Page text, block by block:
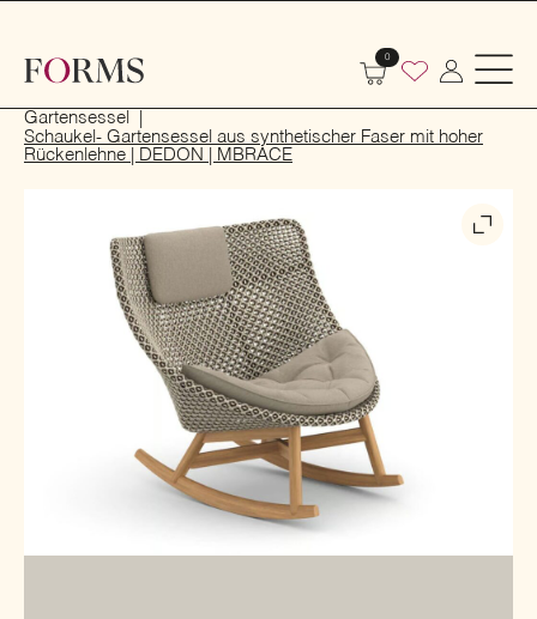
0
Gartensessel
Schaukel- Gartensessel aus synthetischer Faser mit hoher
Rückenlehne | DEDON | MBRACE